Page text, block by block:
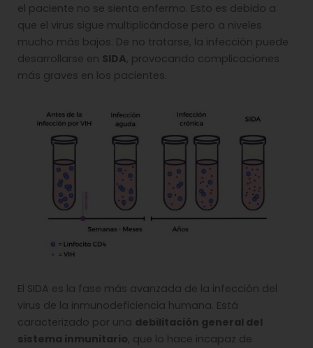
el paciente no se sienta enfermo. Esto es debido a
que el virus sigue multiplicándose pero a niveles
mucho más bajos. De no tratarse, la infección puede
desarrollarse en SIDA, provocando complicaciones
más graves en los pacientes.
El SIDA es la fase más avanzada de la infección del
virus de la inmunodeficiencia humana. Está
caracterizado por una debilitación general del
sistema inmunitario, que lo hace incapaz de